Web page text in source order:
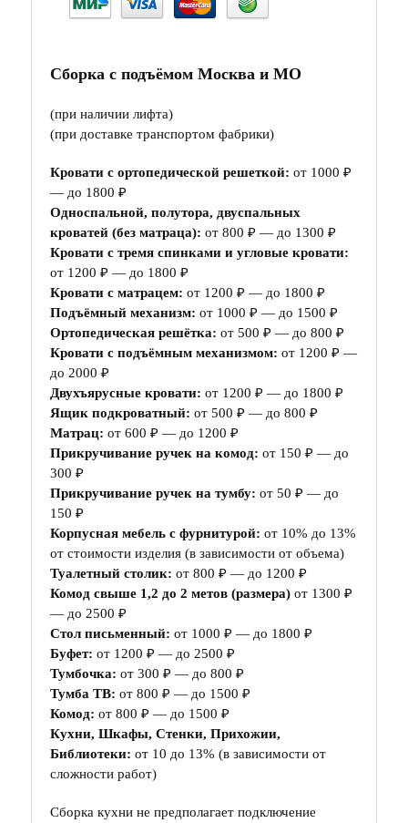
Сборка с подъёмом Москва и МО
(при наличии лифта)
(при доставке транспортом фабрики)
Кровати с ортопедической решеткой: от 1000 ₽
— до 1800 ₽
Односпальной, полутора, двуспальных
кроватей (без матраца): от 800 ₽ — до 1300 ₽
Кровати с тремя спинками и угловые кровати:
от 1200 ₽ — до 1800 ₽
Кровати с матрацем: от 1200 ₽ — до 1800 ₽
Подъёмный механизм: от 1000 ₽ — до 1500 ₽
Ортопедическая решётка: от 500 ₽ — до 800 ₽
Кровати с подъёмным механизмом: от 1200 ₽ —
до 2000 ₽
Двухъярусные кровати: от 1200 ₽ — до 1800 ₽
Ящик подкроватный: от 500 ₽ — до 800 ₽
Матрац: от 600 ₽ — до 1200 ₽
Прикручивание ручек на комод: от 150 ₽ — до
300 ₽
Прикручивание ручек на тумбу: от 50 ₽ — до
150 ₽
Корпусная мебель с фурнитурой: от 10% до 13%
от стоимости изделия (в зависимости от объема)
Туалетный столик: от 800 ₽ — до 1200 ₽
Комод свыше 1,2 до 2 метов (размера) от 1300 ₽
— до 2500 ₽
Стол письменный: от 1000 ₽ — до 1800 ₽
Буфет: от 1200 ₽ — до 2500 ₽
Тумбочка: от 300 ₽ — до 800 ₽
Тумба ТВ: от 800 ₽ — до 1500 ₽
Комод: от 800 ₽ — до 1500 ₽
Кухни, Шкафы, Стенки, Прихожии,
Библиотеки: от 10 до 13% (в зависимости от
сложности работ)
Сборка кухни не предполагает подключение